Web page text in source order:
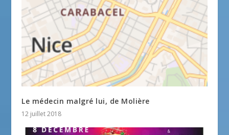
Le médecin malgré lui, de Molière
12 juillet 2018